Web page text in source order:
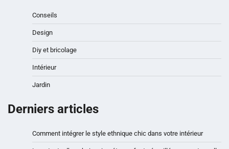
Conseils
Design
Diy et bricolage
Intérieur
Jardin
Derniers articles
Comment intégrer le style ethnique chic dans votre intérieur